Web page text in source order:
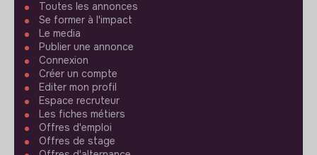
Toutes les annonces
Se former à l'impact
Le media
Publier une annonce
Connexion
Créer un compte
Editer mon profil
Espace recruteur
Les fiches métiers
Offres d'emploi
Offres de stage